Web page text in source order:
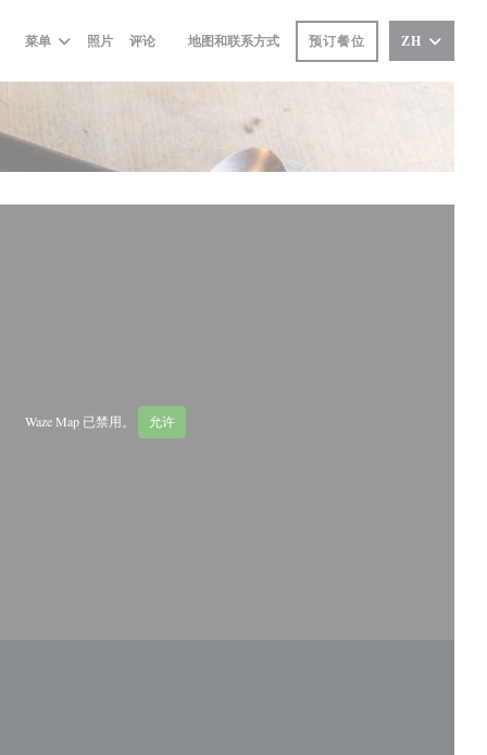
菜单 照片 评论
((在新窗口中打开))
地图和联系方式 预订餐位 ZH
Waze Map 已禁用。 允许